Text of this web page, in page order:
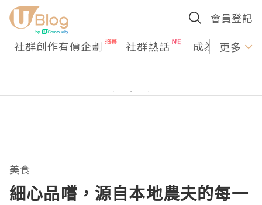
會員登記
社群創作有價企劃 社群熱話 成為U更多
美食
細心品嚐，源自本地農夫的每一